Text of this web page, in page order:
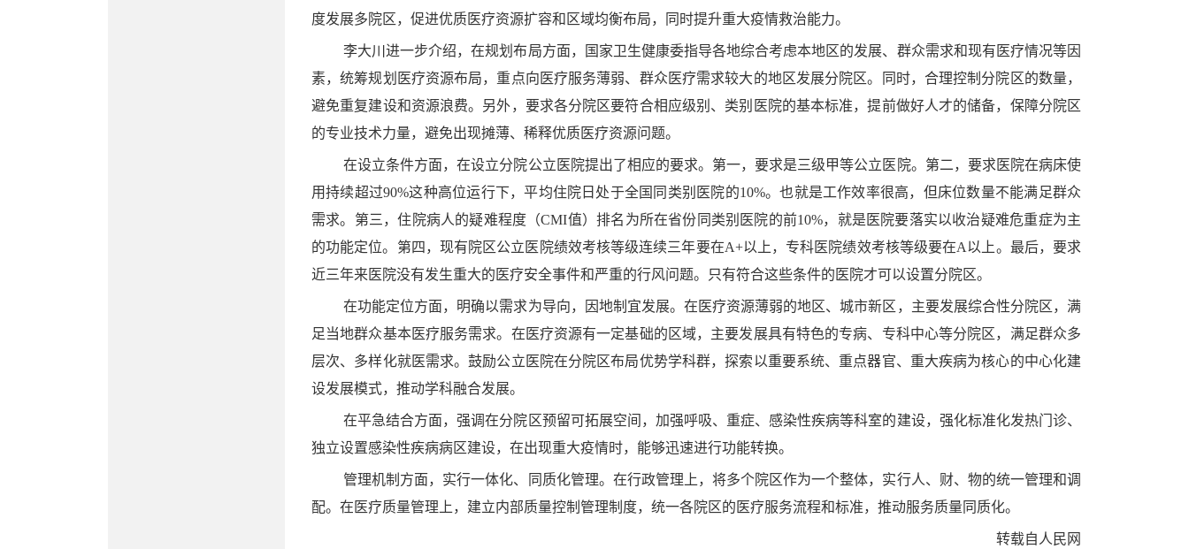
度发展多院区，促进优质医疗资源扩容和区域均衡布局，同时提升重大疫情救治能力。
李大川进一步介绍，在规划布局方面，国家卫生健康委指导各地综合考虑本地区的发展、群众需求和现有医疗情况等因
素，统筹规划医疗资源布局，重点向医疗服务薄弱、群众医疗需求较大的地区发展分院区。同时，合理控制分院区的数量，
避免重复建设和资源浪费。另外，要求各分院区要符合相应级别、类别医院的基本标准，提前做好人才的储备，保障分院区
的专业技术力量，避免出现摊薄、稀释优质医疗资源问题。
在设立条件方面，在设立分院公立医院提出了相应的要求。第一，要求是三级甲等公立医院。第二，要求医院在病床使
用持续超过90%这种高位运行下，平均住院日处于全国同类别医院的10%。也就是工作效率很高，但床位数量不能满足群众
需求。第三，住院病人的疑难程度（CMI值）排名为所在省份同类别医院的前10%，就是医院要落实以收治疑难危重症为主
的功能定位。第四，现有院区公立医院绩效考核等级连续三年要在A+以上，专科医院绩效考核等级要在A以上。最后，要求
近三年来医院没有发生重大的医疗安全事件和严重的行风问题。只有符合这些条件的医院才可以设置分院区。
在功能定位方面，明确以需求为导向，因地制宜发展。在医疗资源薄弱的地区、城市新区，主要发展综合性分院区，满
足当地群众基本医疗服务需求。在医疗资源有一定基础的区域，主要发展具有特色的专病、专科中心等分院区，满足群众多
层次、多样化就医需求。鼓励公立医院在分院区布局优势学科群，探索以重要系统、重点器官、重大疾病为核心的中心化建
设发展模式，推动学科融合发展。
在平急结合方面，强调在分院区预留可拓展空间，加强呼吸、重症、感染性疾病等科室的建设，强化标准化发热门诊、
独立设置感染性疾病病区建设，在出现重大疫情时，能够迅速进行功能转换。
管理机制方面，实行一体化、同质化管理。在行政管理上，将多个院区作为一个整体，实行人、财、物的统一管理和调
配。在医疗质量管理上，建立内部质量控制管理制度，统一各院区的医疗服务流程和标准，推动服务质量同质化。
转载自人民网